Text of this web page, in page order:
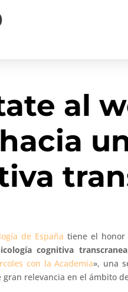
al
de España tiene el honor
cognitiva
con la Academia», una
relevancia en el ámbito